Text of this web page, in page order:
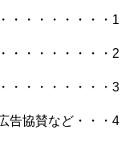
・・・・・・・・1
・・・・・・・・2
・・・・・・・・3
告協賛など・・・4